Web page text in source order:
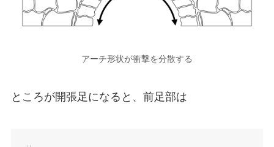
アーチ形状が衝撃を分散する
ところが開張足になると、前足部は